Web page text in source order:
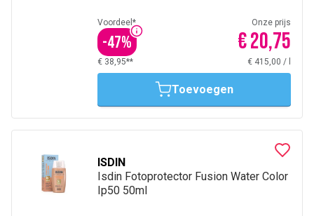
Voordeel*
-47%
Onze prijs
€ 20,75
€ 38,95** € 415,00 /
Toevoegen
ISDIN
Isdin Fotoprotector Fusion Water Color
Ip50 50ml